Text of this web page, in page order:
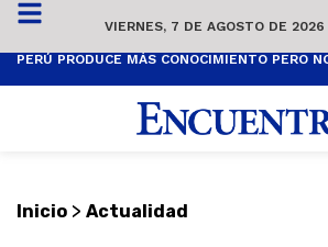
VIERNES, 7 DE AGOSTO DE 2026
Inicio > Actualidad